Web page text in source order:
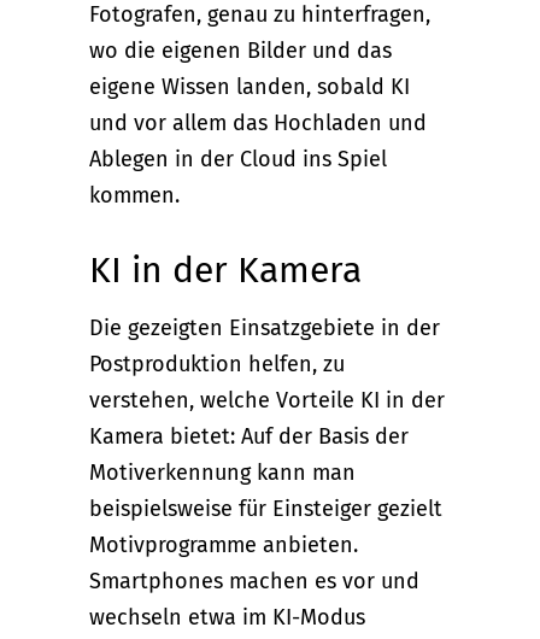
Fotografen, genau zu hinterfragen,
wo die eigenen Bilder und das
eigene Wissen landen, sobald KI
und vor allem das Hochladen und
Ablegen in der Cloud ins Spiel
kommen.
KI in der Kamera
Die gezeigten Einsatzgebiete in der
Postproduktion helfen, zu
verstehen, welche Vorteile KI in der
Kamera bietet: Auf der Basis der
Motiverkennung kann man
beispielsweise für Einsteiger gezielt
Motivprogramme anbieten.
Smartphones machen es vor und
wechseln etwa im KI-Modus